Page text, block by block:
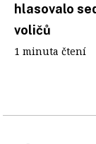
hlasovalo
voličů
1 minuta čtení